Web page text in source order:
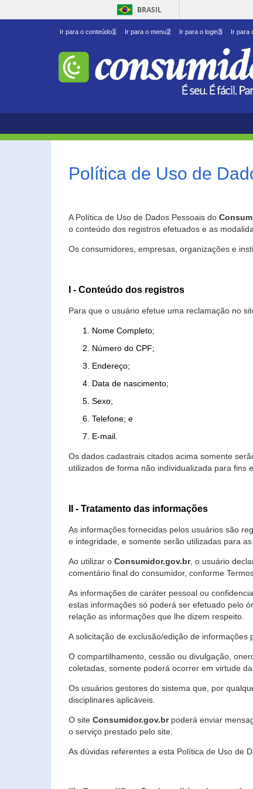
BRASIL
Ir para o conteúdo1 Ir para o menu2 Ir para o login3 Ir para
Política de Uso de
A Política de Uso de Dados Pessoais do
o conteúdo dos registros efetuados e as
Os consumidores, empresas, organizações e
I - Conteúdo dos registros
Para que o usuário efetue uma reclamação no
Nome Completo;
Número do CPF;
Endereço;
Data de nascimento;
Sexo;
Telefone; e
E-mail.
Os dados cadastrais citados acima somente
utilizados de forma não individualizada para fins
II - Tratamento das informações
As informações fornecidas pelos usuários são
e integridade, e somente serão utilizadas para
Ao utilizar o Consumidor.gov.br, o usuário
comentário final do consumidor, conforme
As informações de caráter pessoal ou
estas informações só poderá ser efetuado pelo
relação as informações que lhe dizem respeito.
A solicitação de exclusão/edição de
O compartilhamento, cessão ou divulgação,
coletadas, somente poderá ocorrer em virtude
Os usuários gestores do sistema que, por
disciplinares aplicáveis.
O site Consumidor.gov.brpoderá enviar
o serviço prestado pelo site.
As dúvidas referentes a esta Política de Uso de